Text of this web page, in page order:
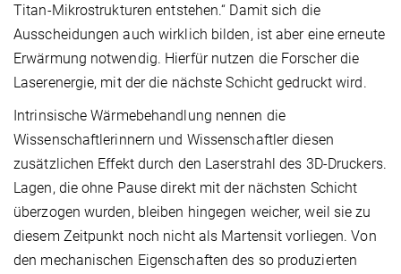
Titan-Mikrostrukturen entstehen.“ Damit sich die
Ausscheidungen auch wirklich bilden, ist aber eine erneute
Erwärmung notwendig. Hierfür nutzen die Forscher die
Laserenergie, mit der die nächste Schicht gedruckt wird.
Intrinsische Wärmebehandlung nennen die
Wissenschaftlerinnern und Wissenschaftler diesen
zusätzlichen Effekt durch den Laserstrahl des 3D-Druckers.
Lagen, die ohne Pause direkt mit der nächsten Schicht
überzogen wurden, bleiben hingegen weicher, weil sie zu
diesem Zeitpunkt noch nicht als Martensit vorliegen. Von
den mechanischen Eigenschaften des so produzierten